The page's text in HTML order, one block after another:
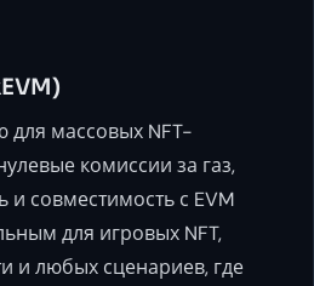
массовых NFT-
комиссии за газ,
и совместимость с EVM
для игровых NFT,
и любых сценариев, где